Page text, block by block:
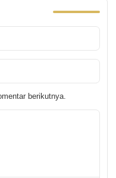
berikutnya.